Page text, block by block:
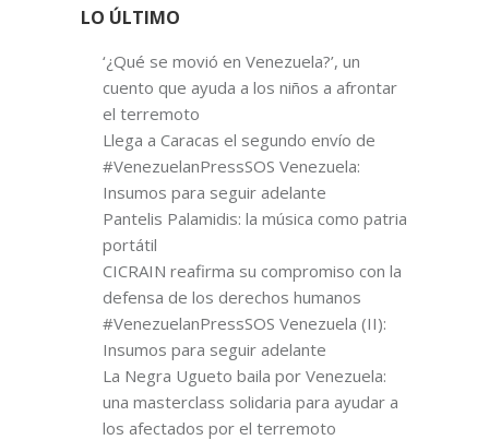
LO ÚLTIMO
‘¿Qué se movió en Venezuela?’, un
cuento que ayuda a los niños a afrontar
el terremoto
Llega a Caracas el segundo envío de
#VenezuelanPressSOS Venezuela:
Insumos para seguir adelante
Pantelis Palamidis: la música como patria
portátil
CICRAIN reafirma su compromiso con la
defensa de los derechos humanos
#VenezuelanPressSOS Venezuela (II):
Insumos para seguir adelante
La Negra Ugueto baila por Venezuela:
una masterclass solidaria para ayudar a
los afectados por el terremoto